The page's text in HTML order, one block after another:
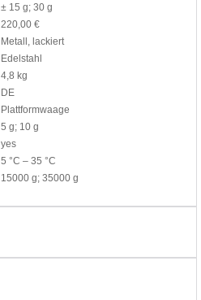
± 15 g; 30 g
220,00 €
Metall, lackiert
Edelstahl
4,8 kg
DE
Plattformwaage
5 g; 10 g
yes
5 °C – 35 °C
15000 g; 35000 g